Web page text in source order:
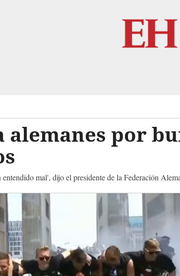
alemanes por
mal', dijo el presidente de la Federación